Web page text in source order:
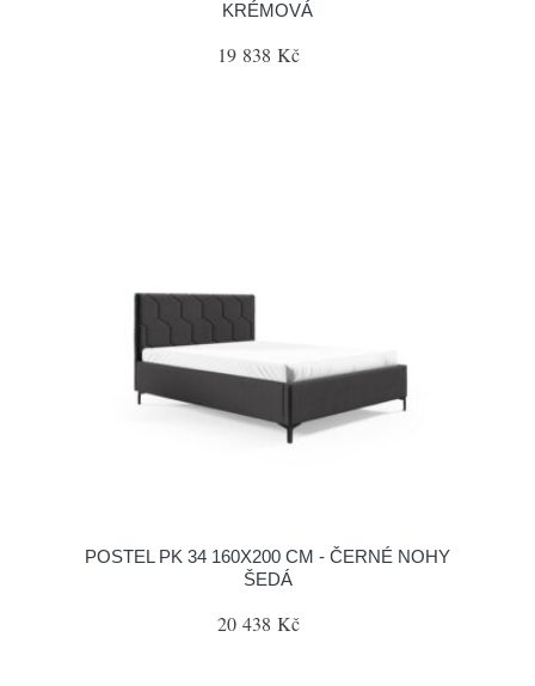
KRÉMOVÁ
19 838 Kč
POSTEL PK 34 160X200 CM - ČERNÉ NOHY
ŠEDÁ
20 438 Kč